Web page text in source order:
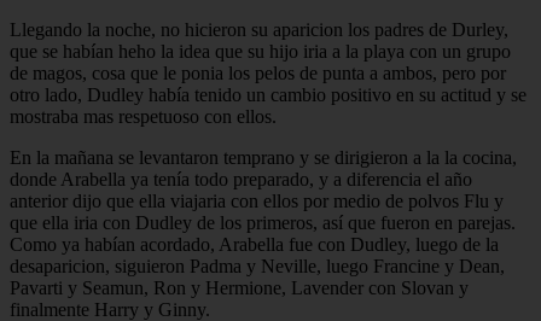
Llegando la noche, no hicieron su aparicion los padres de Durley,
que se habían heho la idea que su hijo iria a la playa con un grupo
de magos, cosa que le ponia los pelos de punta a ambos, pero por
otro lado, Dudley había tenido un cambio positivo en su actitud y se
mostraba mas respetuoso con ellos.
En la mañana se levantaron temprano y se dirigieron a la la cocina,
donde Arabella ya tenía todo preparado, y a diferencia el año
anterior dijo que ella viajaria con ellos por medio de polvos Flu y
que ella iria con Dudley de los primeros, así que fueron en parejas.
Como ya habían acordado, Arabella fue con Dudley, luego de la
desaparicion, siguieron Padma y Neville, luego Francine y Dean,
Pavarti y Seamun, Ron y Hermione, Lavender con Slovan y
finalmente Harry y Ginny.